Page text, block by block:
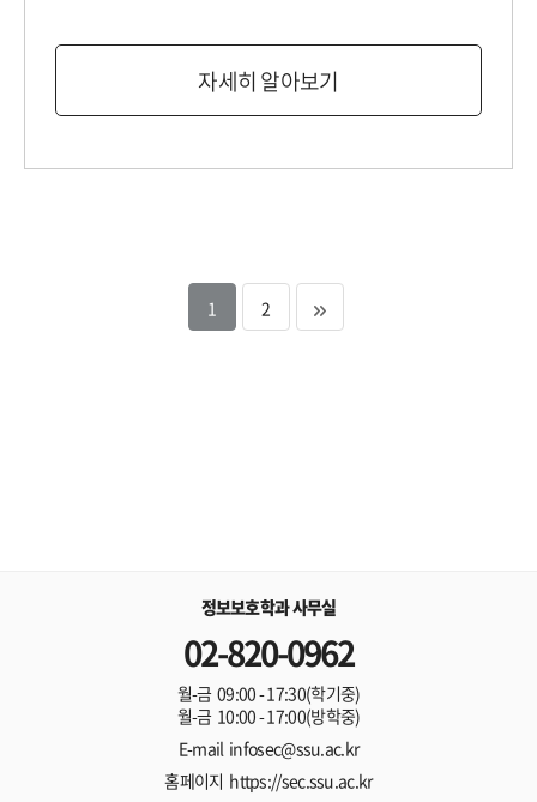
자세히 알아보기
1 2
정보보호학과 사무실
02-820-0962
월-금 09:00 - 17:30(학기중)
월-금 10:00 - 17:00(방학중)
E-mail infosec@ssu.ac.kr
홈페이지 https://sec.ssu.ac.kr